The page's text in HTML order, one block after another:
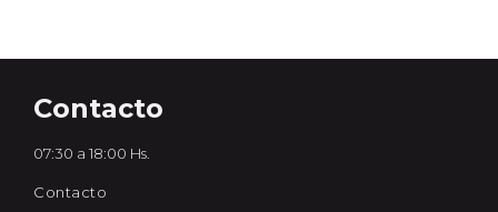
Contacto
07:30 a 18:00 Hs.
Contacto